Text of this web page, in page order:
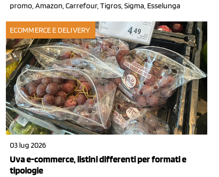
promo, Amazon, Carrefour, Tigros, Sigma, Esselunga
ECOMMERCE E DELIVERY
03 lug 2026
Uva e-commerce, listini differenti per formati e
tipologie